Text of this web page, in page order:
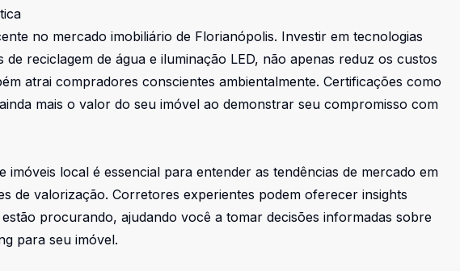
no mercado imobiliário de Florianópolis. Investir em tecnologias
reciclagem de água e iluminação LED, não apenas reduz os custos
atrai compradores conscientes ambientalmente. Certificações como
mais o valor do seu imóvel ao demonstrar seu compromisso com
local é essencial para entender as tendências de mercado em
de valorização. Corretores experientes podem oferecer insights
procurando, ajudando você a tomar decisões informadas sobre
para seu imóvel.